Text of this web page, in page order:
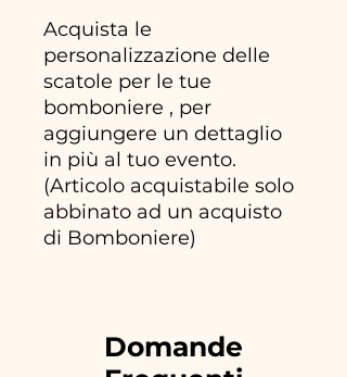
Acquista le
personalizzazione delle
scatole per le tue
bomboniere , per
aggiungere un dettaglio
in più al tuo evento.
(Articolo acquistabile solo
abbinato ad un acquisto
di Bomboniere)
Domande